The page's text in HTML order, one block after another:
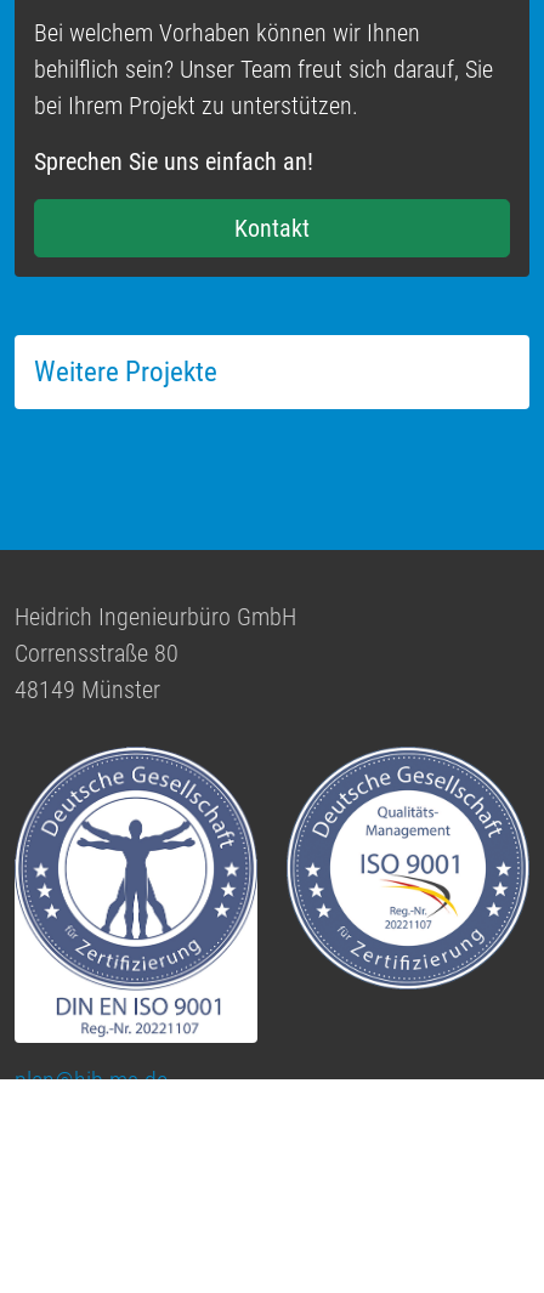
Bei welchem Vorhaben können wir Ihnen
behilflich sein? Unser Team freut sich darauf, Sie
bei Ihrem Projekt zu unterstützen.
Sprechen Sie uns einfach an!
Kontakt
Weitere Projekte
Heidrich Ingenieurbüro GmbH
Corrensstraße 80
48149 Münster
plan@hib-ms.de